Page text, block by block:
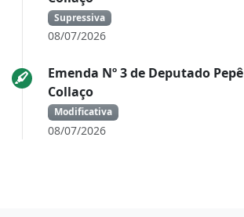
Supressiva
08/07/2026
Emenda Nº 3 de Deputado Pepê
Collaço
Modificativa
08/07/2026